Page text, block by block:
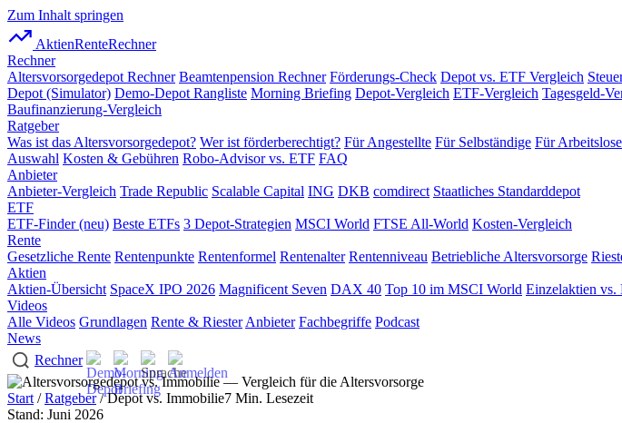
Zum Inhalt springen
AktienRenteRechner
Rechner
Altersvorsorgedepot Rechner Beamtenpension Rechner Förderungs-Check Depot vs. ETF Vergleich
Depot (Simulator) Demo-Depot Rangliste Morning Briefing Depot-Vergleich ETF-Vergleich Tagesgeld-
Baufinanzierung-Vergleich
Ratgeber
Was ist das Altersvorsorgedepot? Wer ist förderberechtigt? Für Angestellte Für Selbständige Für Arbeitslose
Auswahl Kosten & Gebühren Robo-Advisor vs. ETF FAQ
Anbieter
Anbieter-Vergleich Trade Republic Scalable Capital ING DKB comdirect Staatliches Standarddepot
ETF
ETF-Finder (neu) Beste ETFs 3 Depot-Strategien MSCI World FTSE All-World Kosten-Vergleich
Rente
Gesetzliche Rente Rentenpunkte Rentenformel Rentenalter Rentenniveau Betriebliche Altersvorsorge
Aktien
Aktien-Übersicht SpaceX IPO 2026 Magnificent Seven DAX 40 Top 10 im MSCI World Einzelaktien vs.
Videos
Alle Videos Grundlagen Rente & Riester Anbieter Fachbegriffe Podcast
News
Rechner
Start /Ratgeber/ Depot vs. Immobilie7 Min. Lesezeit
Stand: Juni 2026